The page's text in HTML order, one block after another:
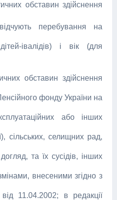
обставин здійснення
перебування на
івалідів) і вік (для
обставин здійснення
фонду України на
або інших
сільських, селищних рад,
та їх сусідів, інших
внесеними згідно з
11.04.2002; в редакції